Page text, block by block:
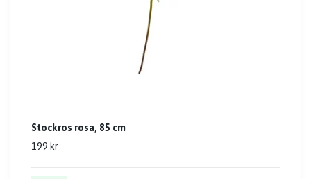
Stockros rosa, 85 cm
199 kr